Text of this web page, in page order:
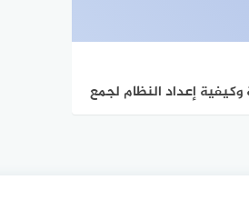
وكيفية إعداد النظام لجمع